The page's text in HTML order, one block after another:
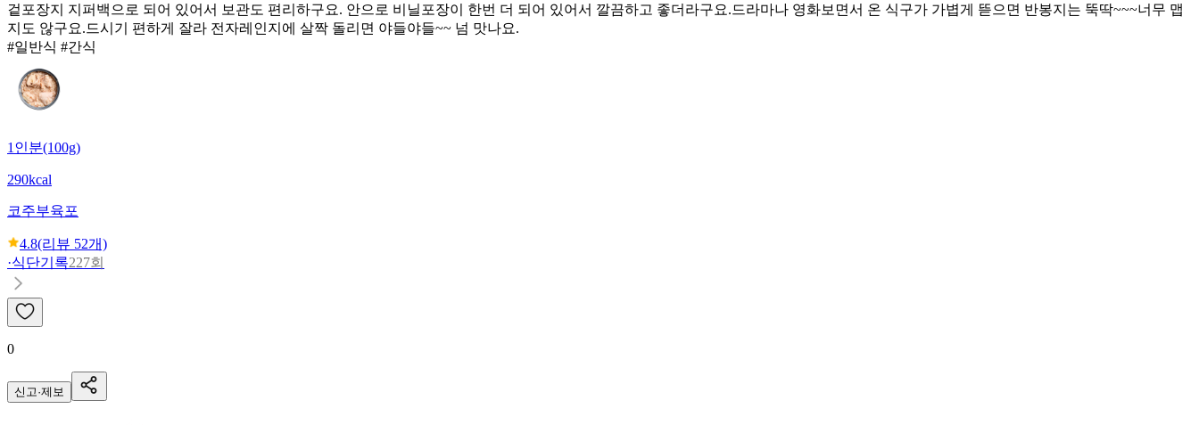
겉포장지 지퍼백으로 되어 있어서 보관도 편리하구요. 안으로 비닐포장이 한번 더 되어 있어서 깔끔하고 좋더라구요. ​드라마나 영화보면서 온 식구가 가볍게 뜯으면 반봉지는 뚝딱~~~ ​너무 맵
지도 않구요.드시기 편하게 잘라 전자레인지에 살짝 돌리면 야들야들~~ 넘 맛나요. ​
#일반식 #간식
1인분(100g)
290kcal
코주부육포
4.8(리뷰 52개)
·식단기록227회
0
신고·제보